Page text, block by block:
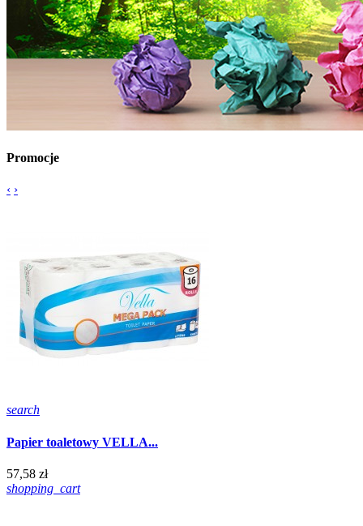
Promocje
‹ ›
search
Papier toaletowy VELLA...
57,58 zł
shopping_cart